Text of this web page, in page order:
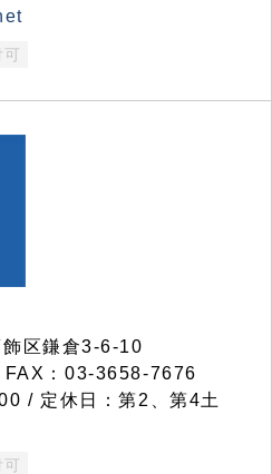
可
区鎌倉3-6-10
：03-3658-7676
/ 定休日：第2、第4土
可